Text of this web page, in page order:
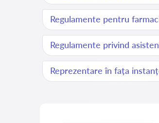
Regulamente pentru
Regulamente privind
Reprezentare în fața